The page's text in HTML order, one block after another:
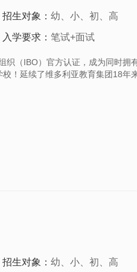
招生对象：幼、小、初、高
入学要求：笔试+面试
织（IBO）官方认证，成为同时拥
！延续了维多利亚教育集团18年
招生对象：幼、小、初、高